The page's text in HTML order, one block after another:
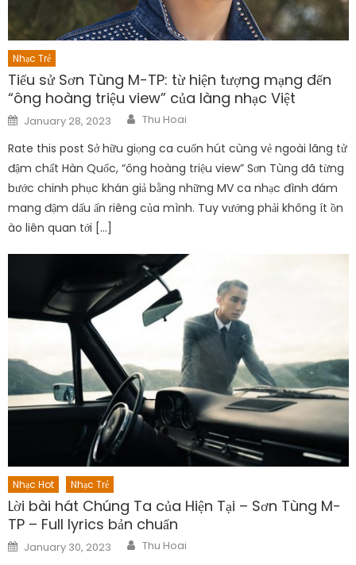
Nhạc Trẻ
Tiểu sử Sơn Tùng M-TP: từ hiện tượng mạng đến
“ông hoàng triệu view” của làng nhạc Việt
Posted
on
January 28, 2023 Author
Thu Hoai
Rate this post Sở hữu giọng ca cuốn hút cùng vẻ ngoài lãng tử
đậm chất Hàn Quốc, “ông hoàng triệu view” Sơn Tùng đã từng
bước chinh phục khán giả bằng những MV ca nhạc đình đám
mang đậm dấu ấn riêng của mình. Tuy vướng phải không ít ồn
ào liên quan tới […]
Nhạc Hot Nhạc Trẻ
Lời bài hát Chúng Ta của Hiện Tại – Sơn Tùng M-
TP – Full lyrics bản chuẩn
Posted
on
January 30, 2023 Author
Thu Hoai